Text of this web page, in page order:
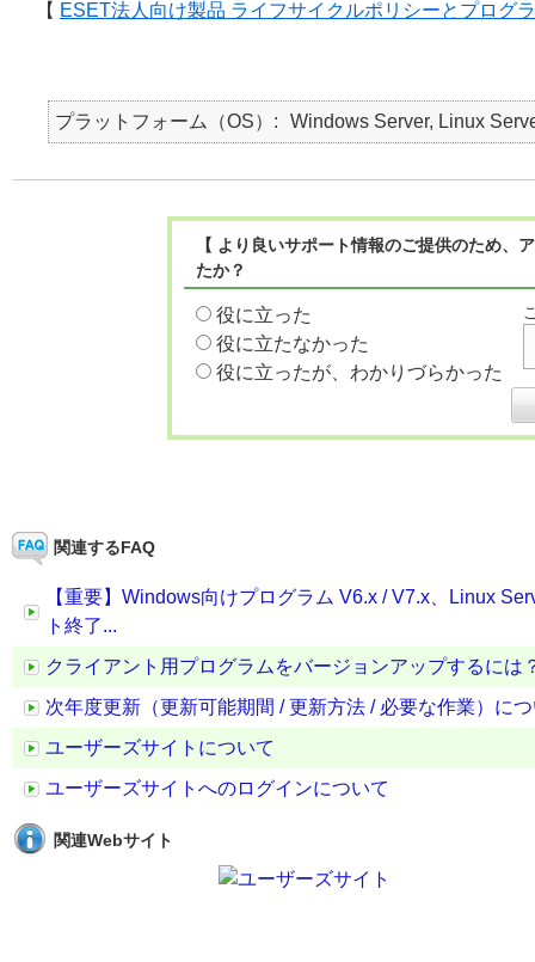
【 ESET法人向け製品 ライフサイクルポリシーとプログ
プラットフォーム（OS） Windows Server, Linux
【 より良いサポート情報のご提供のため
たか？
役に立った
役に立たなかった
役に立ったが、わかりづらかった
関連するFAQ
【重要】Windows向けプログラム V6.x / V7.x、Linux
ト終了...
クライアント用プログラムをバージョンアップするには
次年度更新（更新可能期間 / 更新方法 / 必要な作業）に
ユーザーズサイトについて
ユーザーズサイトへのログインについて
関連Webサイト